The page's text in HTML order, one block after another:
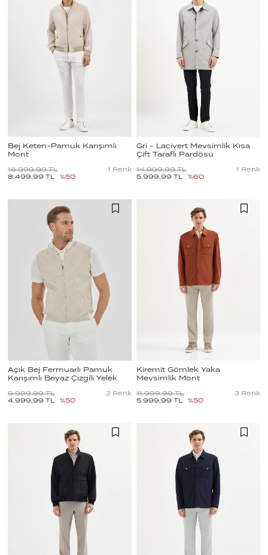
Bej Keten-Pamuk Karışımlı
Mont
16.999,99 TL
8.499,99 TL %50
1 Renk
Gri - Lacivert Mevsimlik Kısa
Çift Taraflı Pardösü
14.999,99 TL
5.999,99 TL %60
1 Renk
Açık Bej Fermuarlı Pamuk
Karışımlı Beyaz Çizgili Yelek
9.999,99 TL
4.999,99 TL %50
2 Renk
Kiremit Gömlek Yaka
Mevsimlik Mont
11.999,99 TL
5.999,99 TL %50
3 Renk